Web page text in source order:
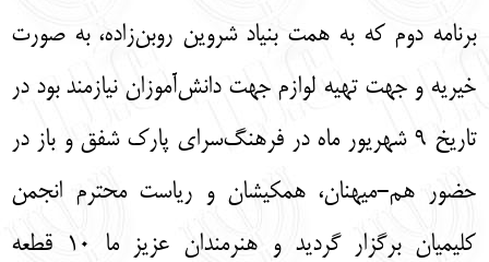
برنامه دوم که به همت بنیاد شروین روبن‌زاده، به صورت
خیریه و جهت تهیه لوازم جهت دانش‌آموزان نیازمند بود در
تاریخ 9 شهریور ماه در فرهنگ‌سرای پارک شفق و باز در
حضور هم-میهنان، همکیشان و ریاست محترم انجمن
کلیمیان برگزار گردید و هنرمندان عزیز ما 10 قطعه